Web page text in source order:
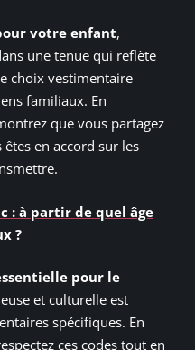
votre enfant,
une tenue qui reflète
choix vestimentaire
familiaux. En
que vous partagez
en accord sur les
: à partir de quel âge
?
pour le
et culturelle est
spécifiques. En
ces codes tout en